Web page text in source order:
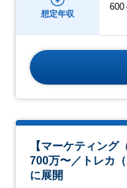
想定年収
600
【マーケティング
700万〜／トレカ
に展開